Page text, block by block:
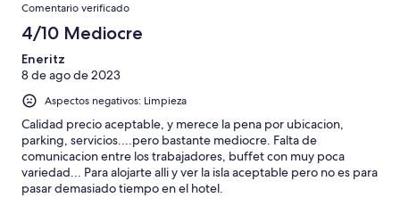
Comentario verificado
4/10 Mediocre
Eneritz
8 de ago de 2023
Aspectos negativos: Limpieza
Calidad precio aceptable, y merece la pena por ubicacion,
parking, servicios....pero bastante mediocre. Falta de
comunicacion entre los trabajadores, buffet con muy poca
variedad... Para alojarte alli y ver la isla aceptable pero no es para
pasar demasiado tiempo en el hotel.